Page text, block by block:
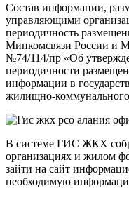
Состав информации,
управляющими
периодичность
Минкомсвязи России и
№74/114/пр «Об
периодичности
информации в
жилищно-коммунального
В системе ГИС ЖКХ
организациях и жилом
зайти на сайт
необходимую